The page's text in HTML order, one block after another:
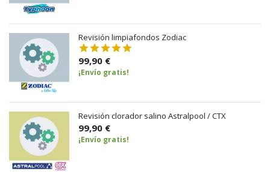
Revisión limpiafondos Zodiac
99,90 €
¡Envío gratis!
Revisión clorador salino Astralpool / CTX
99,90 €
¡Envío gratis!